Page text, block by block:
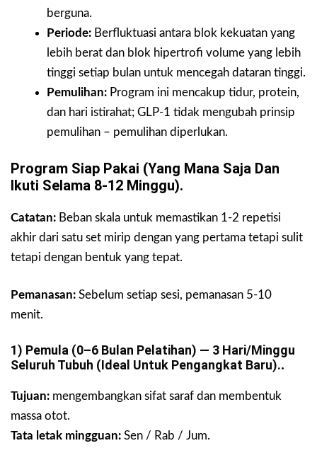
berguna.
Periode: Berfluktuasi antara blok kekuatan yang
lebih berat dan blok hipertrofi volume yang lebih
tinggi setiap bulan untuk mencegah dataran tinggi.
Pemulihan: Program ini mencakup tidur, protein,
dan hari istirahat; GLP-1 tidak mengubah prinsip
pemulihan – pemulihan diperlukan.
Program Siap Pakai (yang Mana Saja Dan
Ikuti Selama 8-12 Minggu).
Catatan: Beban skala untuk memastikan 1-2 repetisi
akhir dari satu set mirip dengan yang pertama tetapi sulit
tetapi dengan bentuk yang tepat.
Pemanasan: Sebelum setiap sesi, pemanasan 5-10
menit.
1) Pemula (0–6 Bulan Pelatihan) — 3 Hari/minggu
Seluruh Tubuh (ideal Untuk Pengangkat Baru)..
Tujuan: mengembangkan sifat saraf dan membentuk
massa otot.
Tata letak mingguan: Sen / Rab / Jum.